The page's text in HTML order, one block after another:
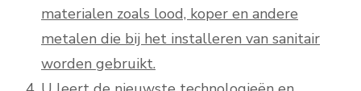
materialen zoals lood, koper en andere
metalen die bij het installeren van sanitair
worden gebruikt.